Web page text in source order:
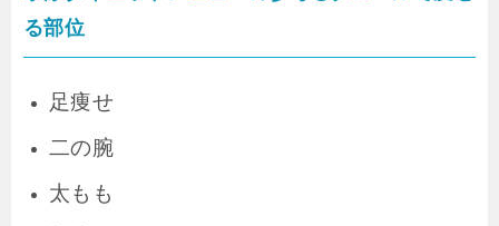
る部位
足痩せ
二の腕
太もも